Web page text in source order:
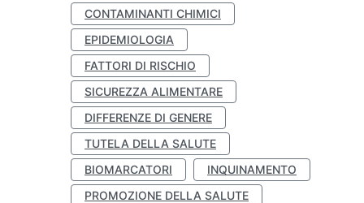
CONTAMINANTI CHIMICI
EPIDEMIOLOGIA
FATTORI DI RISCHIO
SICUREZZA ALIMENTARE
DIFFERENZE DI GENERE
TUTELA DELLA SALUTE
BIOMARCATORI
INQUINAMENTO
PROMOZIONE DELLA SALUTE